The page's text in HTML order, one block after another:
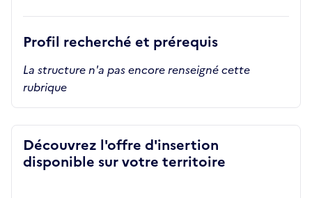
Profil recherché et prérequis
La structure n'a pas encore renseigné cette
rubrique
Découvrez l'offre d'insertion
disponible sur votre territoire